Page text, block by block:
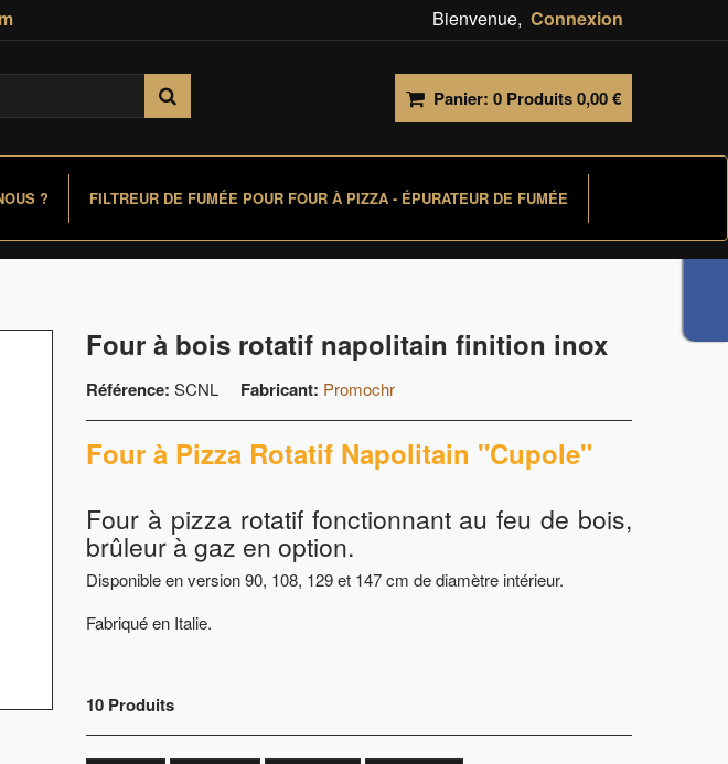
Bienvenue, Connexion
Panier: 0 Produits0,00 €
? FILTREUR DE FUMÉE POUR FOUR À PIZZA - ÉPURATEUR DE FUMÉE
Four à bois rotatif napolitain finition inox
Référence: SCNL Fabricant: Promochr
Four à Pizza Rotatif Napolitain "Cupole"
Four à pizza rotatif fonctionnant au feu de bois,
brûleur à gaz en option.
Disponible en version 90, 108, 129 et 147 cm de diamètre intérieur.
Fabriqué en Italie.
10 Produits